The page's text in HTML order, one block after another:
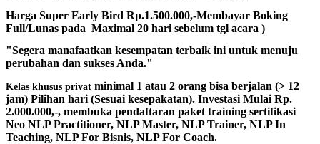
Harga Super Early Bird Rp.1.500.000,-Membayar Boking
Full/Lunas pada Maximal 20 hari sebelum tgl acara )
"Segera manafaatkan kesempatan terbaik ini untuk menuju
perubahan dan sukses Anda."
Kelas khusus privat minimal 1 atau 2 orang bisa berjalan (> 12
jam) Pilihan hari (Sesuai kesepakatan). Investasi Mulai Rp.
2.000.000,-, membuka pendaftaran paket training sertifikasi
Neo NLP Practitioner, NLP Master, NLP Trainer, NLP In
Teaching, NLP For Bisnis, NLP For Coach.